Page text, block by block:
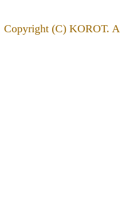
Copyright (C) KOROT.